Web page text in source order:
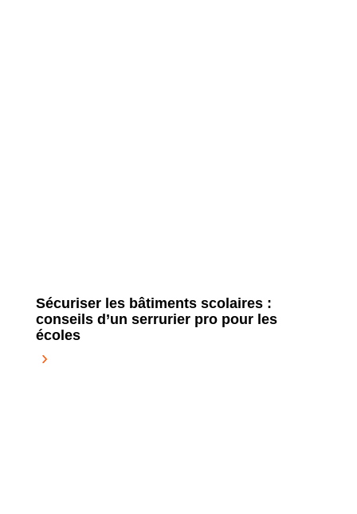
Sécuriser les bâtiments scolaires :
conseils d’un serrurier pro pour les
écoles